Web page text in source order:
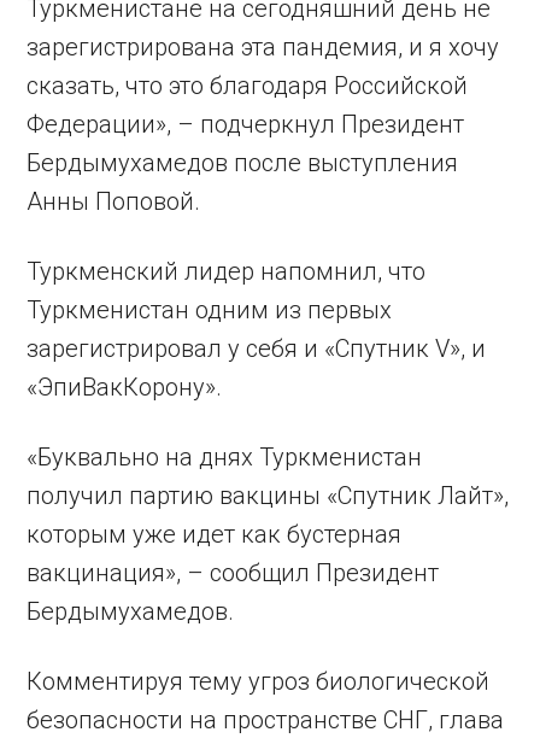
Туркменистане на сегодняшний день не
зарегистрирована эта пандемия, и я хочу
сказать, что это благодаря Российской
Федерации», – подчеркнул Президент
Бердымухамедов после выступления
Анны Поповой.
Туркменский лидер напомнил, что
Туркменистан одним из первых
зарегистрировал у себя и «Спутник V», и
«ЭпиВакКорону».
«Буквально на днях Туркменистан
получил партию вакцины «Спутник Лайт»,
которым уже идет как бустерная
вакцинация», – сообщил Президент
Бердымухамедов.
Комментируя тему угроз биологической
безопасности на пространстве СНГ, глава